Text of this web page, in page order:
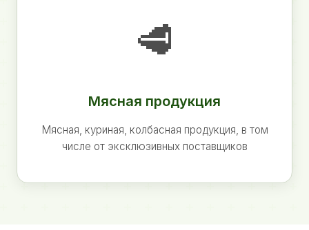
🥩
Мясная продукция
Мясная, куриная, колбасная продукция, в том
числе от эксклюзивных поставщиков